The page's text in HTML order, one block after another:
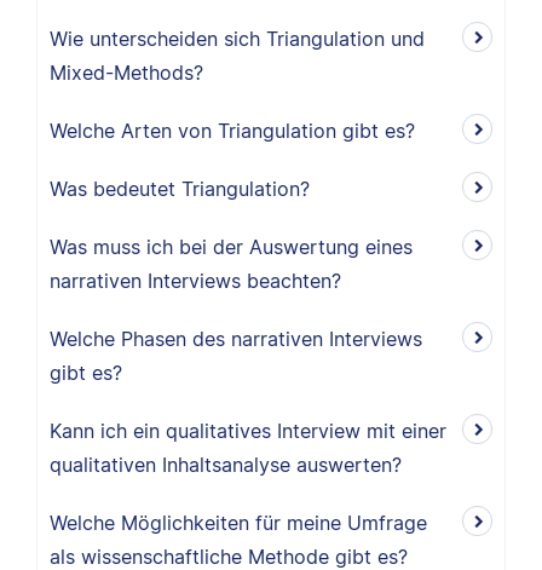
Wie unterscheiden sich Triangulation und
Mixed-Methods?
Welche Arten von Triangulation gibt es?
Was bedeutet Triangulation?
Was muss ich bei der Auswertung eines
narrativen Interviews beachten?
Welche Phasen des narrativen Interviews
gibt es?
Kann ich ein qualitatives Interview mit einer
qualitativen Inhaltsanalyse auswerten?
Welche Möglichkeiten für meine Umfrage
als wissenschaftliche Methode gibt es?